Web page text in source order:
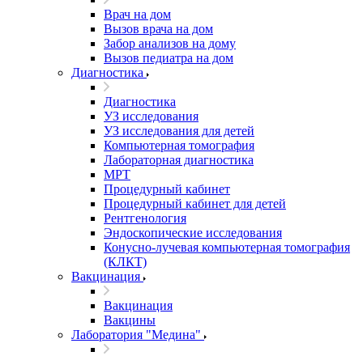
Врач на дом
Вызов врача на дом
Забор анализов на дому
Вызов педиатра на дом
Диагностика
Диагностика
УЗ исследования
УЗ исследования для детей
Компьютерная томография
Лабораторная диагностика
МРТ
Процедурный кабинет
Процедурный кабинет для детей
Рентгенология
Эндоскопические исследования
Конусно-лучевая компьютерная томография
(КЛКТ)
Вакцинация
Вакцинация
Вакцины
Лаборатория "Медина"